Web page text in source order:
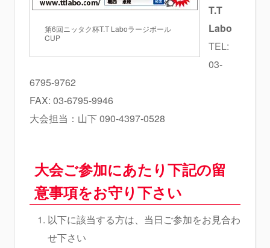
第6回ニッタク杯T.T Laboラージボール
CUP
T.T
Labo
TEL:
03-
6795-9762
FAX: 03-6795-9946
大会担当：山下 090-4397-0528
大会ご参加にあたり下記の留
意事項をお守り下さい
以下に該当する方は、当日ご参加をお見合わ
せ下さい